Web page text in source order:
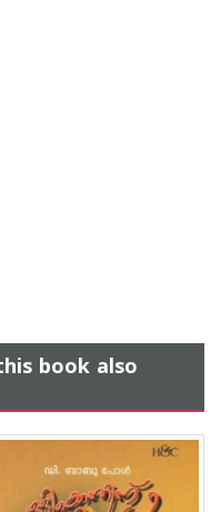
book also